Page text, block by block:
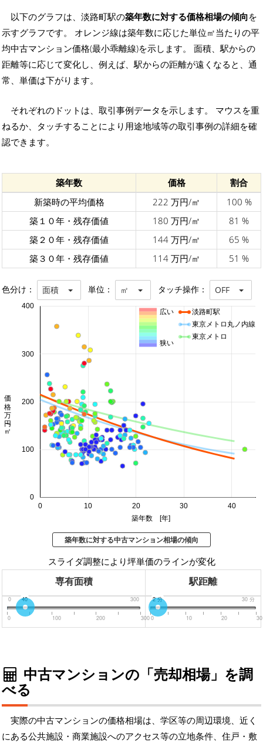
以下のグラフは、淡路町駅の築年数に対する価格相場の傾向を
示すグラフです。 オレンジ線は築年数に応じた単位㎡当たりの平
均中古マンション価格(最小乖離線)を示します。 面積、駅からの
距離等に応じて変化し、例えば、駅からの距離が遠くなると、通
常、単価は下がります。
それぞれのドットは、取引事例データを示します。 マウスを重
ねるか、タッチすることにより用途地域等の取引事例の詳細を確
認できます。
築年数 価格
割合
新築時の平均価格
222 万円/㎡
100 %
築１０年・残存価値
180 万円/㎡
81 %
築２０年・残存価値
144 万円/㎡
65 %
築３０年・残存価値
114 万円/㎡ 51 %
色分け： 面積 単位： ㎡ タッチ操作： OFF
0 10 20 30 40
0
100
200
300
400
築年数 [年]
価格 万円/㎡
淡路町駅
東京メトロ丸ノ内線
東京メトロ
広い
狭い
築年数に対する中古マンション相場の傾向
スライダ調整により坪単価のラインが変化
専有面積 駅距離
0 300
40
0 100 200 300
0分 30 分
2分
0 10 20 30
中古マンションの「売却相場」を調
べる
実際の中古マンションの価格相場は、学区等の周辺環境、近く
にある公共施設・商業施設へのアクセス等の立地条件、住戸・敷